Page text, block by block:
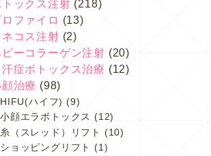
ックス注射 (218)
ファイロ (13)
コス注射 (2)
ーコラーゲン注射 (20)
症ボトックス治療 (12)
治療 (98)
HIFU(ハイフ) (9)
小顔エラボトックス (12)
糸（スレッド）リフト
(10)
ショッピングリフト
(1)